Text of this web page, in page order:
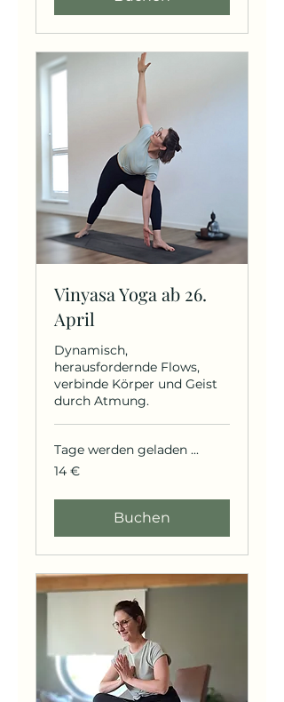
Vinyasa Yoga ab 26.
April
Dynamisch,
herausfordernde Flows,
verbinde Körper und Geist
durch Atmung.
Tage werden geladen ...
14
Euro
14 €
Buchen